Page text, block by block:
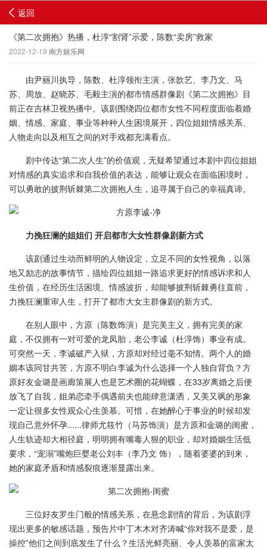
返回
《第二次拥抱》热播，杜淳“割肾”示爱，陈数“卖房”救家
2022-12-19 南方娱乐网
由尹丽川执导，陈数、杜淳领衔主演，张歆艺、李乃文、马
苏、周放、赵晓苏、毛毅主演的都市情感群像剧《第二次拥抱》目
前正在吉林卫视热播中。该剧围绕四位都市女性不同程度面临着婚
姻、情感、家庭、事业等种种人生困境展开，四位姐姐情感关系、
人物走向以及相互之间的对手戏都充满看点。
剧中传达“第二次人生”的价值观，无疑希望通过本剧中四位姐姐
对情感的真实追求和自我价值的表达，能够让观众在面临困境时，
可以勇敢的披荆斩棘第二次拥抱人生，追寻属于自己的幸福真谛。
力挽狂澜的姐姐们 开启都市大女性群像剧新方式
该剧通过生动而鲜明的人物设定，立足不同的女性视角，以落
地又励志的故事情节，描绘四位姐姐一路追求更好的情感诉求和人
生价值，在经历生活困境、情感波折，却能够披荆斩棘勇往直前，
力挽狂澜重审人生，打开了都市大女主群像剧的新方式。
在别人眼中，方原（陈数饰演）是完美主义，拥有完美的家
庭，不仅拥有一对可爱的龙凤胎，老公李诚（杜淳饰）事业有成。
可突然一天，李诚破产入狱，方原却对经过毫不知情。两个人的婚
姻本该同甘共苦，方原不明白李诚为什么选择一个人独自背负？方
原好友金璐是画廊策展人也是艺术圈的花蝴蝶，在33岁离婚之后便
放飞了自我，姐弟恋牵手偶遇前夫也能肆意潇洒，又美又飒的形象
一定让很多女性观众心生羡慕。可惜，在她醉心于事业的时候却发
现自己意外怀孕......律师尤筱竹（马苏饰演）是方原和金璐的闺蜜，
人生轨迹却大相径庭，明明拥有嘴毒人狠的职业，却对婚姻生活低
要求，“宠溺”嘴炮巨婴老公刘丰（李乃文 饰），随着婆婆的到来，
她的家庭矛盾和情感裂痕逐渐显露出来。
三位好友罗生门般的情感关系，在悬念剧情的背后，为该剧浮
现出更多的敏感话题，预告片中丁木木对齐涛喊“你对我不是爱，是
操控”他们之间到底发生了什么？生活光鲜亮丽、令人羡慕的富家太